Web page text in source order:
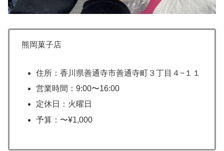
熊岡菓子店
住所：香川県善通寺市善通寺町３丁目４−１１
営業時間：9:00〜16:00
定休日：火曜日
予算：〜¥1,000